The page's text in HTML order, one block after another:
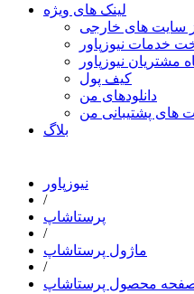
لینک های ویژه
سایت های خارجی
خدمات نیوزپاور
مشتریان نیوزپاور
کیف پول
دانلودهای من
های پشتیبانی من
بلاگ
نیوزپاور
/
پرستاشاپ
/
ماژول پرستاشاپ
/
محصول پرستاشاپ